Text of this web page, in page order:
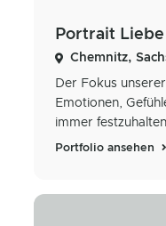
Portrait
Chemnitz,
Der Fokus
Emotionen,
immer
Portfolio ansehen